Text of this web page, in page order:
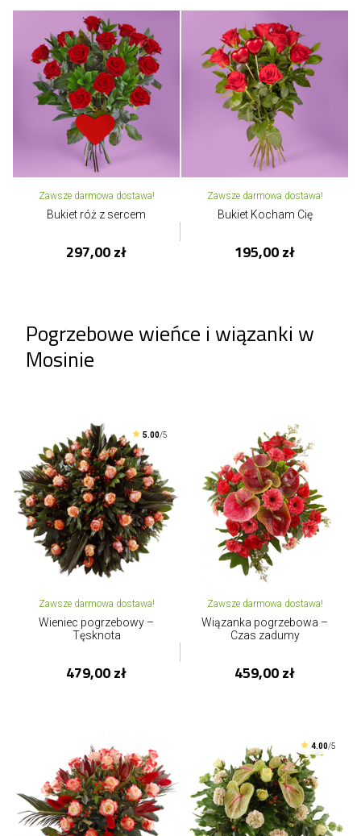
Zawsze darmowa dostawa!
Bukiet róż z sercem
297,00 zł
Zawsze darmowa dostawa!
Bukiet Kocham Cię
195,00 zł
Pogrzebowe wieńce i wiązanki w
Mosinie
5.00/5
Zawsze darmowa dostawa!
Wieniec pogrzebowy –
Tęsknota
479,00 zł
Zawsze darmowa dostawa!
Wiązanka pogrzebowa –
Czas zadumy
459,00 zł
4.00/5